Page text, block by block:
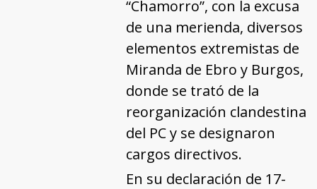
“Chamorro”, con la excusa
de una merienda, diversos
elementos extremistas de
Miranda de Ebro y Burgos,
donde se trató de la
reorganización clandestina
del PC y se designaron
cargos directivos.
En su declaración de 17-